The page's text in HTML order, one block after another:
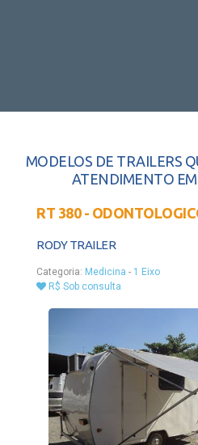
MODELOS DE TRAILERS
ATENDIMENTO
RT 380 -
RODY TRAILER
Categoria: Medicina - 1 Eixo
R$ Sob consulta